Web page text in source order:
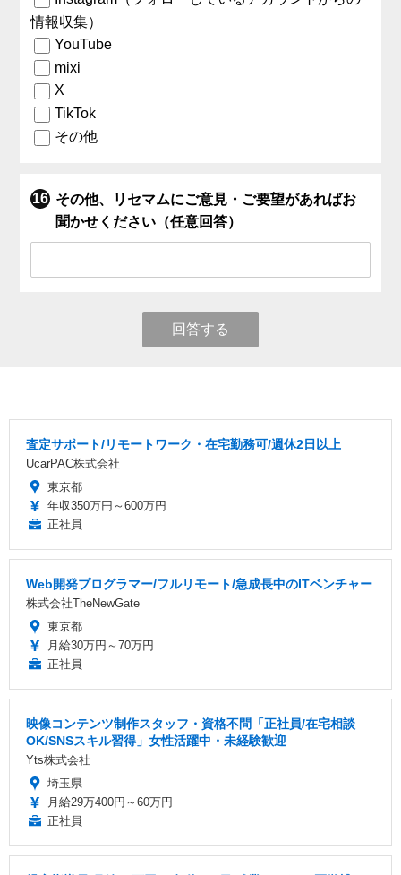
情報収集）
YouTube
mixi
X
TikTok
その他
その他、リセマムにご意見・ご要望があればお
聞かせください（任意回答）
回答する
査定サポート/リモートワーク・在宅勤務可/週休2日以上
UcarPAC株式会社
東京都
年収350万円～600万円
正社員
Web開発プログラマー/フルリモート/急成長中のITベンチャー
株式会社TheNewGate
東京都
月給30万円～70万円
正社員
映像コンテンツ制作スタッフ・資格不問「正社員/在宅相談
OK/SNSスキル習得」女性活躍中・未経験歓迎
Yts株式会社
埼玉県
月給29万400円～60万円
正社員